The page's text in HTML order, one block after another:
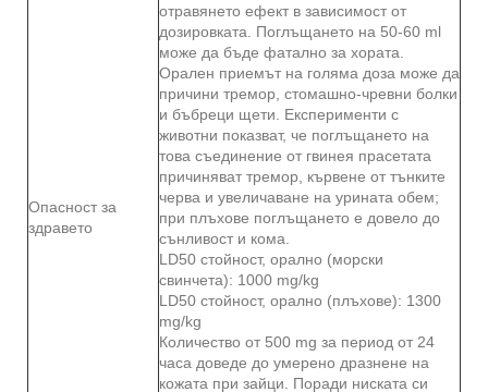
Опасност за
здравето
отравянето ефект в зависимост от
дозировката. Поглъщането на 50-60 ml
може да бъде фатално за хората.
Орален приемът на голяма доза може да
причини тремор, стомашно-чревни болки
и бъбреци щети. Експерименти с
животни показват, че поглъщането на
това съединение от гвинея прасетата
причиняват тремор, кървене от тънките
черва и увеличаване на урината обем;
при плъхове поглъщането е довело до
сънливост и кома.
LD50 стойност, орално (морски
свинчета): 1000 mg/kg
LD50 стойност, орално (плъхове): 1300
mg/kg
Количество от 500 mg за период от 24
часа доведе до умерено дразнене на
кожата при зайци. Поради ниската си